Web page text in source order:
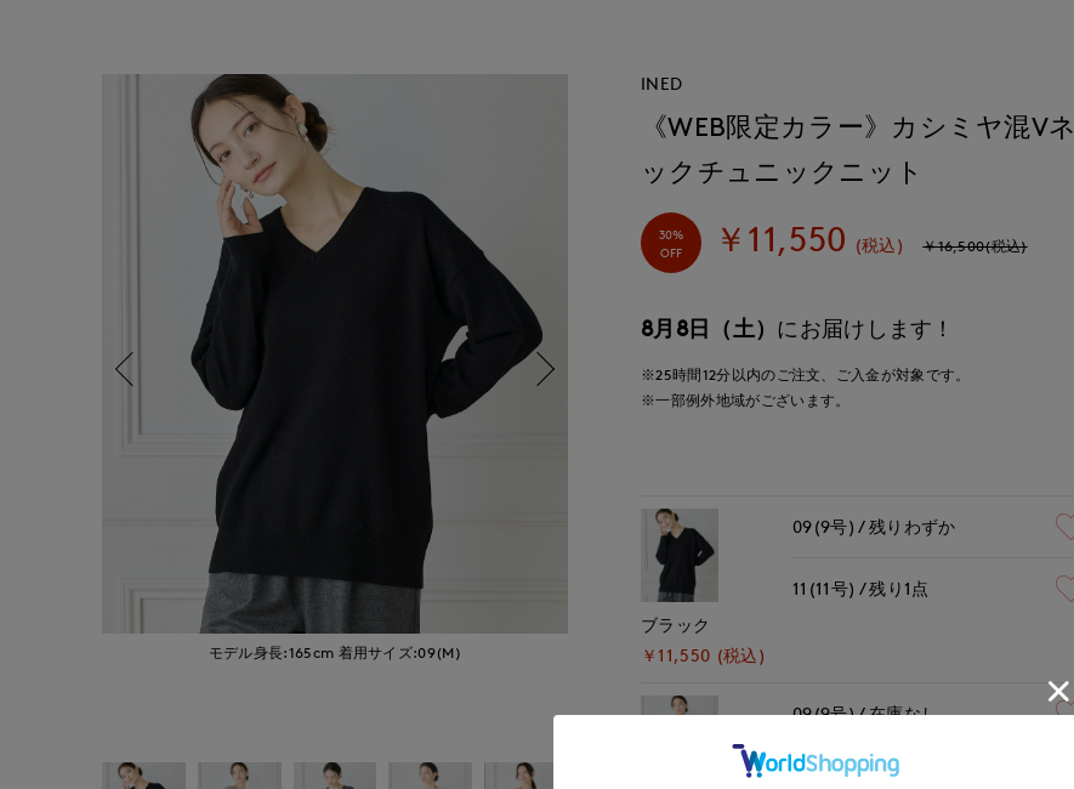
モデル身長:165cm 着用サイズ:09(M) モデル身長:165cm
INED
《WEB限定カラー》カシミヤ混Vネ
ックチュニックニット
30%
OFF
￥11,550 (税込) ￥16,500(税込)
8月8日（土） にお届けします！
※25時間12分以内のご注文、ご入金が対象です。
※一部例外地域がございます。
ブラック
￥11,550 (税込)
09(9号) 残りわずか
11(11号) 残り1点
09(9号) 在庫なし